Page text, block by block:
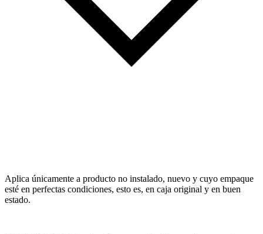
Aplica únicamente a producto no instalado, nuevo y cuyo empaque
esté en perfectas condiciones, esto es, en caja original y en buen
estado.